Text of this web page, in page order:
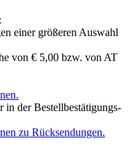
einer größeren Auswahl
von € 5,00 bzw. von AT
der Bestellbestätigungs-
zu Rücksendungen.